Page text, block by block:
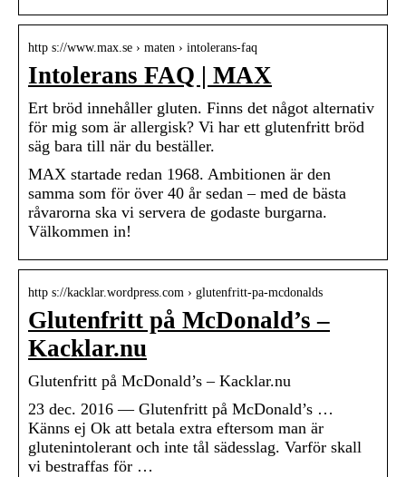
http s://www.max.se › maten › intolerans-faq
Intolerans FAQ | MAX
Ert bröd innehåller gluten. Finns det något alternativ
för mig som är allergisk? Vi har ett glutenfritt bröd
säg bara till när du beställer.
MAX startade redan 1968. Ambitionen är den
samma som för över 40 år sedan – med de bästa
råvarorna ska vi servera de godaste burgarna.
Välkommen in!
http s://kacklar.wordpress.com › glutenfritt-pa-mcdonalds
Glutenfritt på McDonald’s –
Kacklar.nu
Glutenfritt på McDonald’s – Kacklar.nu
23 dec. 2016 — Glutenfritt på McDonald’s …
Känns ej Ok att betala extra eftersom man är
glutenintolerant och inte tål sädesslag. Varför skall
vi bestraffas för …